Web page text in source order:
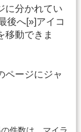
に分かれてい
後へ[»]アイコ
移動できま
ページにジャ